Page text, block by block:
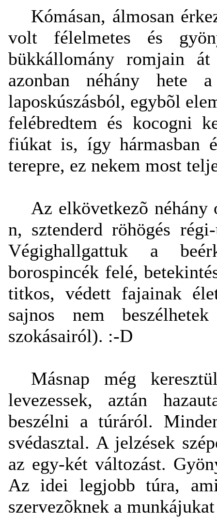
Kómásan, álmosan
volt félelmetes és
bükkállomány romjain
azonban néhány hete
laposkúszásból, egybõl
felébredtem és kocogni
fiúkat is, így hármasban
terepre, ez nekem most
Az elkövetkezõ
n, sztenderd röhögés
Végighallgattuk a
borospincék felé,
titkos, védett fajainak
sajnos nem
szokásairól). :-D
Másnap még
levezessek, aztán
beszélni a túráról.
svédasztal. A jelzések
az egy-két változást.
Az idei legjobb túra,
szervezõknek a